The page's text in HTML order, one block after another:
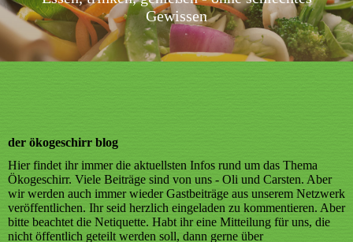
Gewissen
der ökogeschirr blog
Hier findet ihr immer die aktuellsten Infos rund um das Thema
Ökogeschirr. Viele Beiträge sind von uns - Oli und Carsten. Aber
wir werden auch immer wieder Gastbeiträge aus unserem Netzwerk
veröffentlichen. Ihr seid herzlich eingeladen zu kommentieren. Aber
bitte beachtet die Netiquette. Habt ihr eine Mitteilung für uns, die
nicht öffentlich geteilt werden soll, dann gerne über